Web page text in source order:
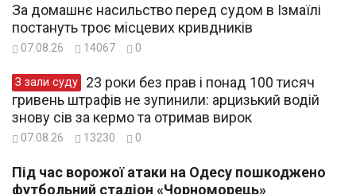
За домашнє насильство перед судом в Ізмаїлі
постануть троє місцевих кривдників
07.08.26 14067 0
З зали суду
гривень штрафів не зупинили: арцизький водій
знову сів за кермо та отримав вирок
07.08.26 13230 0
Під час ворожої атаки на Одесу пошкоджено
футбольний стадіон «Чорноморець»